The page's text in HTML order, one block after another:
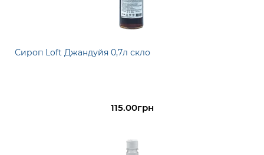
Сироп Loft Джандуйя 0,7л скло
115.00грн